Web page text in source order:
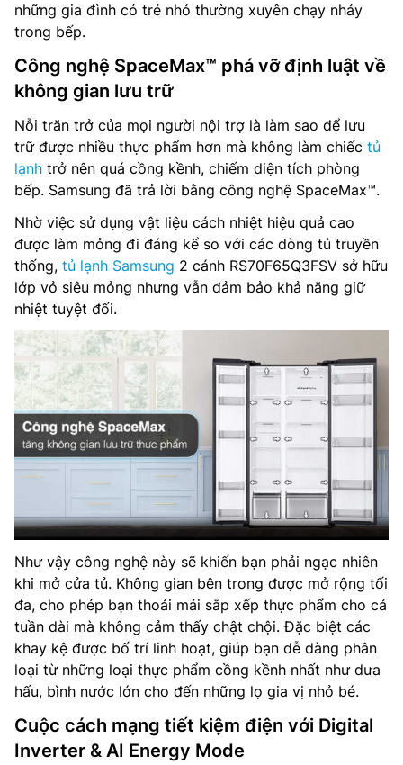
những gia đình có trẻ nhỏ thường xuyên chạy nhảy
trong bếp.
Công nghệ SpaceMax™ phá vỡ định luật về
không gian lưu trữ
Nỗi trăn trở của mọi người nội trợ là làm sao để lưu
trữ được nhiều thực phẩm hơn mà không làm chiếc tủ
lạnh trở nên quá cồng kềnh, chiếm diện tích phòng
bếp. Samsung đã trả lời bằng công nghệ SpaceMax™.
Nhờ việc sử dụng vật liệu cách nhiệt hiệu quả cao
được làm mỏng đi đáng kể so với các dòng tủ truyền
thống, tủ lạnh Samsung 2 cánh RS70F65Q3FSV sở hữu
lớp vỏ siêu mỏng nhưng vẫn đảm bảo khả năng giữ
nhiệt tuyệt đối.
Như vậy công nghệ này sẽ khiến bạn phải ngạc nhiên
khi mở cửa tủ. Không gian bên trong được mở rộng tối
đa, cho phép bạn thoải mái sắp xếp thực phẩm cho cả
tuần dài mà không cảm thấy chật chội. Đặc biệt các
khay kệ được bố trí linh hoạt, giúp bạn dễ dàng phân
loại từ những loại thực phẩm cồng kềnh nhất như dưa
hấu, bình nước lớn cho đến những lọ gia vị nhỏ bé.
Cuộc cách mạng tiết kiệm điện với Digital
Inverter & AI Energy Mode